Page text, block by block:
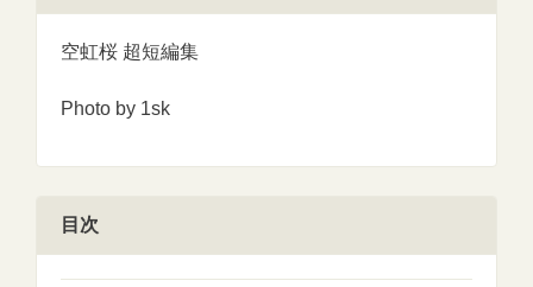
空虹桜 超短編集
Photo by 1sk
目次